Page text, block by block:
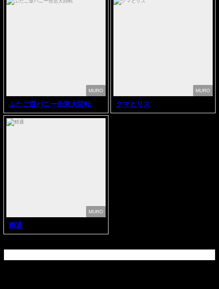
MURO
ふたご逆バニー合意大回転
MURO
クマとリス
MURO
精通